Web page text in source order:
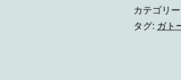
カテゴリ
タグ: ガト